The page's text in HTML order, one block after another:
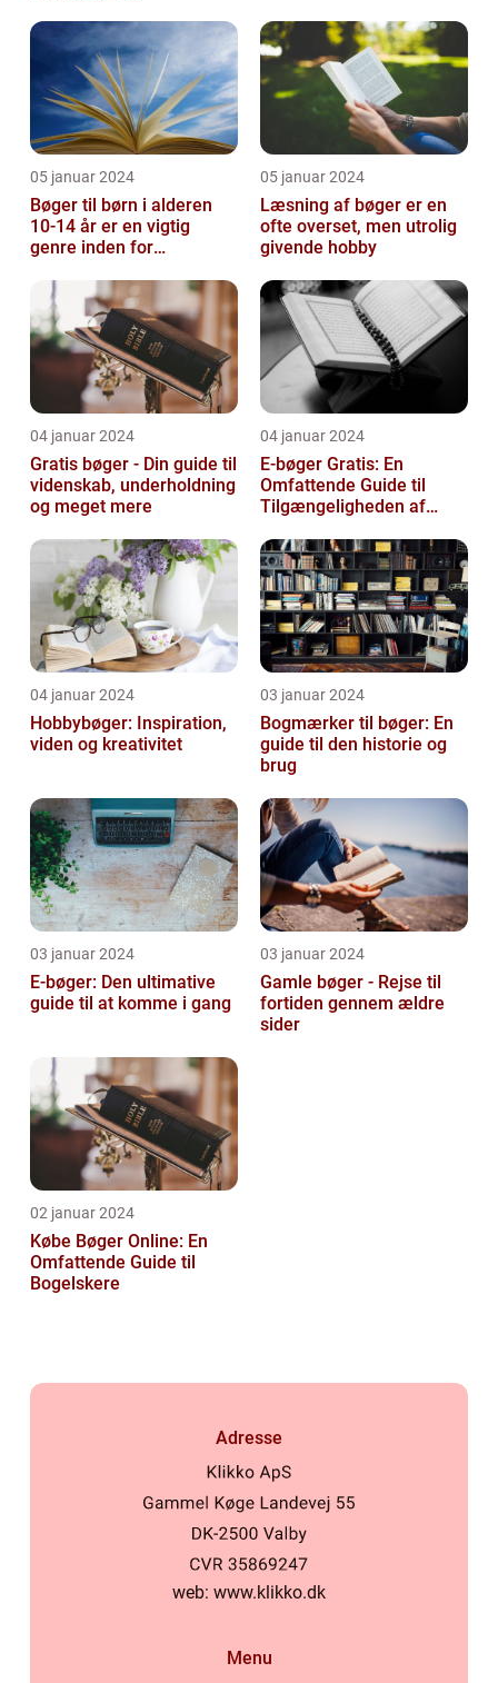
05 januar 2024
Bøger til børn i alderen
10-14 år er en vigtig
genre inden for
afgørend...
05 januar 2024
Læsning af bøger er en
ofte overset, men utrolig
givende hobby
04 januar 2024
Gratis bøger - Din guide til
videnskab, underholdning
og meget mere
04 januar 2024
E-bøger Gratis: En
Omfattende Guide til
Tilgængeligheden af
04 januar 2024
Hobbybøger: Inspiration,
viden og kreativitet
03 januar 2024
Bogmærker til bøger: En
guide til den historie og
brug
03 januar 2024
E-bøger: Den ultimative
guide til at komme i gang
03 januar 2024
Gamle bøger - Rejse til
fortiden gennem ældre
sider
02 januar 2024
Købe Bøger Online: En
Omfattende Guide til
Bogelskere
Adresse
web: www.klikko.dk
Menu